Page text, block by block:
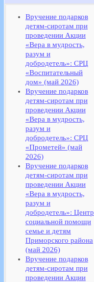
Вручение подарков
детям-сиротам при
проведении Акции
«Вера в мудрость,
разум и
добродетель»: СРЦ
«Воспитательный
дом» (май 2026)
Вручение подарков
детям-сиротам при
проведении Акции
«Вера в мудрость,
разум и
добродетель»: СРЦ
«Прометей» (май
2026)
Вручение подарков
детям-сиротам при
проведении Акции
«Вера в мудрость,
разум и
добродетель»: Центр
социальной помощи
семье и детям
Приморского района
(май 2026)
Вручение подарков
детям-сиротам при
проведении Акции